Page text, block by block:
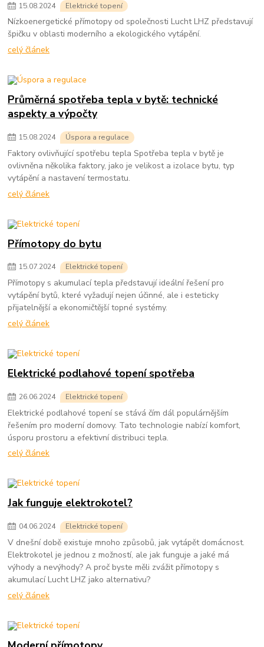
15.08.2024 Elektrické topení
Nízkoenergetické přímotopy od společnosti Lucht LHZ představují
špičku v oblasti moderního a ekologického vytápění.
celý článek
Průměrná spotřeba tepla v bytě: technické
aspekty a výpočty
15.08.2024 Úspora a regulace
Faktory ovlivňující spotřebu tepla Spotřeba tepla v bytě je
ovlivněna několika faktory, jako je velikost a izolace bytu, typ
vytápění a nastavení termostatu.
celý článek
Přímotopy do bytu
15.07.2024 Elektrické topení
Přímotopy s akumulací tepla představují ideální řešení pro
vytápění bytů, které vyžadují nejen účinné, ale i esteticky
přijatelnější a ekonomičtější topné systémy.
celý článek
Elektrické podlahové topení spotřeba
26.06.2024 Elektrické topení
Elektrické podlahové topení se stává čím dál populárnějším
řešením pro moderní domovy. Tato technologie nabízí komfort,
úsporu prostoru a efektivní distribuci tepla.
celý článek
Jak funguje elektrokotel?
04.06.2024 Elektrické topení
V dnešní době existuje mnoho způsobů, jak vytápět domácnost.
Elektrokotel je jednou z možností, ale jak funguje a jaké má
výhody a nevýhody? A proč byste měli zvážit přímotopy s
akumulací Lucht LHZ jako alternativu?
celý článek